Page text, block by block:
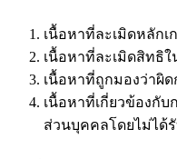
เนื้อหาที่ละเมิดหลัก
เนื้อหาที่ละเมิดสิทธิ
เนื้อหาที่ถูกมองว่าผิ
เนื้อหาที่เกี่ยวข้องกั
ส่วนบุคคลโดยไม่ได้